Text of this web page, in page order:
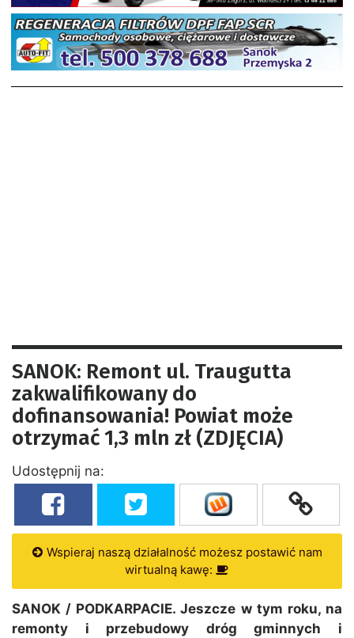
SANOK: Remont ul. Traugutta
zakwalifikowany do
dofinansowania! Powiat może
otrzymać 1,3 mln zł (ZDJĘCIA)
Udostępnij na:
Wspieraj naszą działalność możesz postawić nam
wirtualną kawę:
SANOK / PODKARPACIE. Jeszcze w tym roku, na
remonty i przebudowy dróg gminnych i